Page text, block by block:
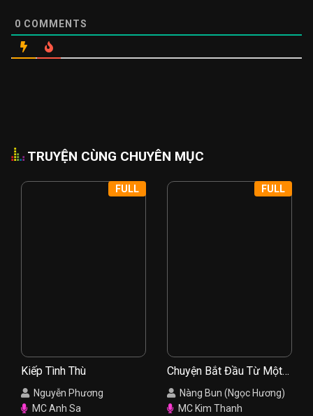
0 COMMENTS
TRUYỆN CÙNG CHUYÊN MỤC
Kiếp Tình Thù
Nguyễn Phương
MC Anh Sa
FULL
Chuyện Bắt Đầu Từ Một
Nụ Hồng
Nàng Bun (Ngọc Hương)
MC Kim Thanh
FULL